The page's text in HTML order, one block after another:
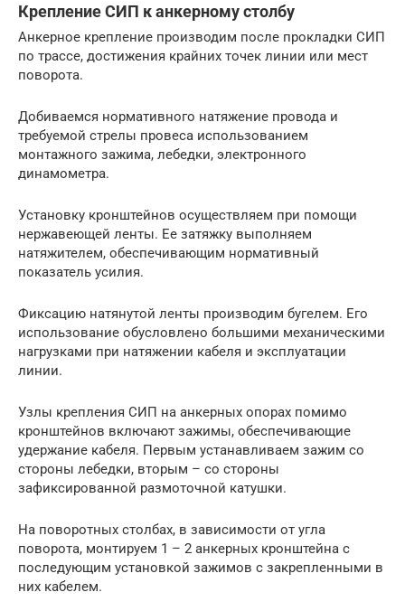
Крепление СИП к анкерному столбу
Анкерное крепление производим после прокладки СИП
по трассе, достижения крайних точек линии или мест
поворота.
Добиваемся нормативного натяжение провода и
требуемой стрелы провеса использованием
монтажного зажима, лебедки, электронного
динамометра.
Установку кронштейнов осуществляем при помощи
нержавеющей ленты. Ее затяжку выполняем
натяжителем, обеспечивающим нормативный
показатель усилия.
Фиксацию натянутой ленты производим бугелем. Его
использование обусловлено большими механическими
нагрузками при натяжении кабеля и эксплуатации
линии.
Узлы крепления СИП на анкерных опорах помимо
кронштейнов включают зажимы, обеспечивающие
удержание кабеля. Первым устанавливаем зажим со
стороны лебедки, вторым – со стороны
зафиксированной размоточной катушки.
На поворотных столбах, в зависимости от угла
поворота, монтируем 1 – 2 анкерных кронштейна с
последующим установкой зажимов с закрепленными в
них кабелем.